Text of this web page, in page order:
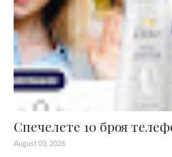
Спечелете 10 броя
August 03, 2026